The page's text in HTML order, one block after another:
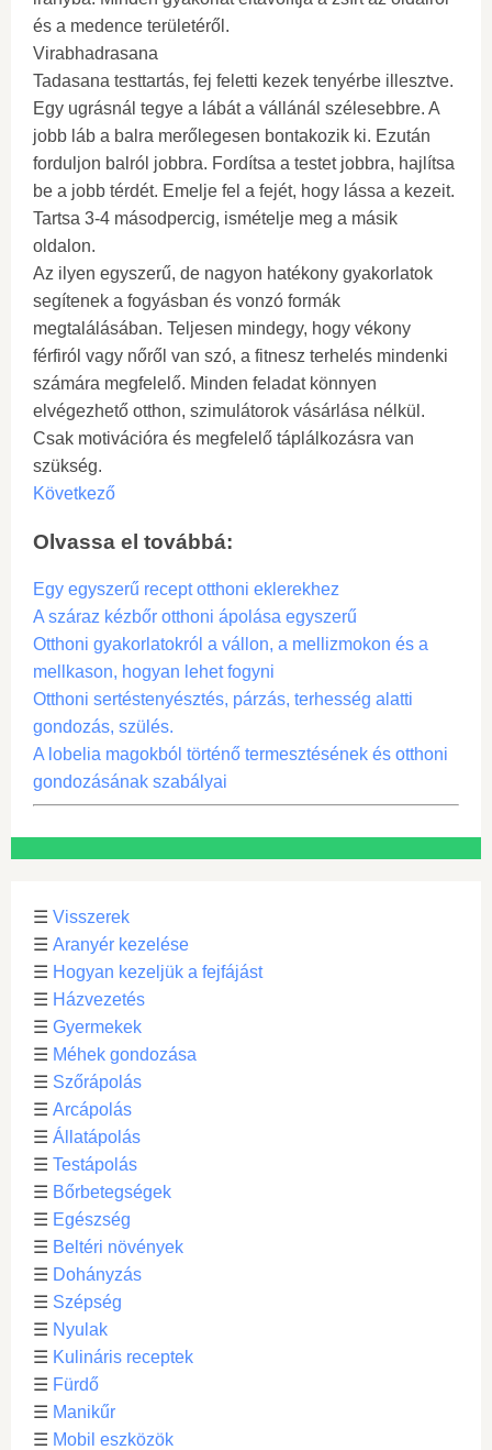
és a medence területéről.
Virabhadrasana
Tadasana testtartás, fej feletti kezek tenyérbe illesztve.
Egy ugrásnál tegye a lábát a vállánál szélesebbre. A
jobb láb a balra merőlegesen bontakozik ki. Ezután
forduljon balról jobbra. Fordítsa a testet jobbra, hajlítsa
be a jobb térdét. Emelje fel a fejét, hogy lássa a kezeit.
Tartsa 3-4 másodpercig, ismételje meg a másik
oldalon.
Az ilyen egyszerű, de nagyon hatékony gyakorlatok
segítenek a fogyásban és vonzó formák
megtalálásában. Teljesen mindegy, hogy vékony
férfiról vagy nőről van szó, a fitnesz terhelés mindenki
számára megfelelő. Minden feladat könnyen
elvégezhető otthon, szimulátorok vásárlása nélkül.
Csak motivációra és megfelelő táplálkozásra van
szükség.
Következő
Olvassa el továbbá:
Egy egyszerű recept otthoni eklerekhez
A száraz kézbőr otthoni ápolása egyszerű
Otthoni gyakorlatokról a vállon, a mellizmokon és a
mellkason, hogyan lehet fogyni
Otthoni sertéstenyésztés, párzás, terhesség alatti
gondozás, szülés.
A lobelia magokból történő termesztésének és otthoni
gondozásának szabályai
☰ Visszerek
☰ Aranyér kezelése
☰ Hogyan kezeljük a fejfájást
☰ Házvezetés
☰ Gyermekek
☰ Méhek gondozása
☰ Szőrápolás
☰ Arcápolás
☰ Állatápolás
☰ Testápolás
☰ Bőrbetegségek
☰ Egészség
☰ Beltéri növények
☰ Dohányzás
☰ Szépség
☰ Nyulak
☰ Kulináris receptek
☰ Fürdő
☰ Manikűr
☰ Mobil eszközök